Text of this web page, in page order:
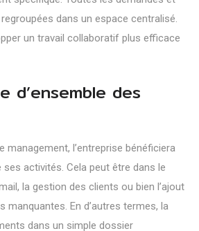
dans un espace centralisé.
un travail collaboratif plus efficace
d’ensemble des
management, l’entreprise bénéficiera
ses activités. Cela peut être dans le
la gestion des clients ou bien l’ajout
manquantes. En d’autres termes, la
dans un simple dossier